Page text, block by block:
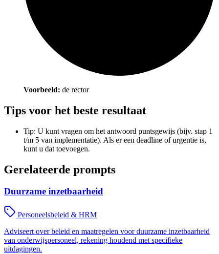
Voorbeeld: de rector
Tips voor het beste resultaat
Tip: U kunt vragen om het antwoord puntsgewijs (bijv. stap 1
t/m 5 van implementatie). Als er een deadline of urgentie is,
kunt u dat toevoegen.
Gerelateerde prompts
Duurzame inzetbaarheid
Personeelsbeleid & HRM
Adviseert over beleid en maatregelen voor duurzame inzetbaarheid
van onderwijspersoneel, rekening houdend met specifieke
uitdagingen.